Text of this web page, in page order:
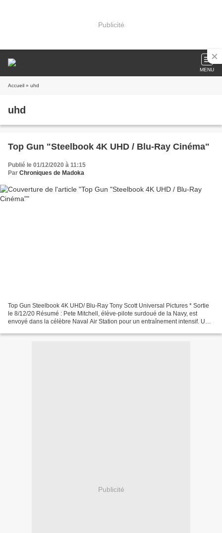
Publicité
MENU
Accueil » uhd
uhd
Top Gun "Steelbook 4K UHD / Blu-Ray Cinéma"
Publié le 01/12/2020 à 11:15
Par Chroniques de Madoka
Top Gun Steelbook 4K UHD/ Blu-Ray Tony Scott Universal Pictures * Sortie
le 8/12/20 Résumé : Pete Mitchell, élève-pilote surdoué de la Navy, est
envoyé dans la célèbre Naval Air Station pour un entraînement intensif. Un
Publicité